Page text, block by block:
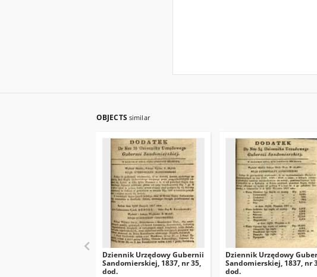
OBJECTS similar
Dziennik Urzędowy Gubernii
Sandomierskiej, 1837, nr 35,
dod.
Dziennik Urzędowy
Sandomierskiej, 1837, nr
dod.